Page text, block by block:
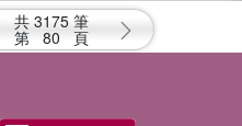
共 3175 筆
第 80 頁